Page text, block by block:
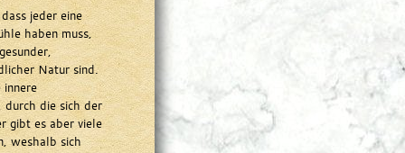
jeder eine
haben muss,
Natur sind.
innere
durch die sich der
gibt es aber viele
weshalb sich